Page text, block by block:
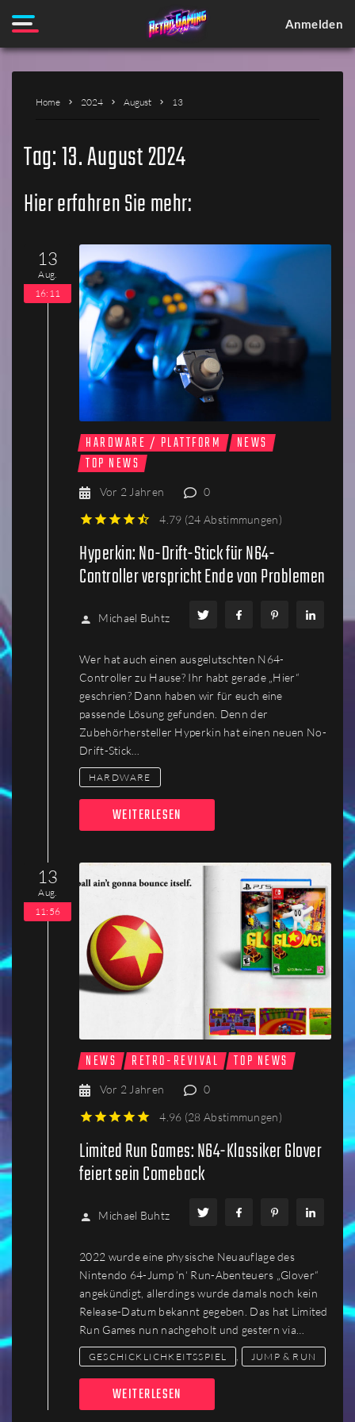
Anmelden
Home 2024 August 13
Tag:13. August 2024
Hier erfahren Sie mehr:
13
Aug.
16:11
HARDWARE / PLATTFORM
NEWS
TOP NEWS
Vor 2 Jahren 0
4.79 (24 Abstimmungen)
Hyperkin: No-Drift-Stick für N64-
Controller verspricht Ende von Problemen
Michael Buhtz
Wer hat auch einen ausgelutschten N64-
Controller zu Hause? Ihr habt gerade „Hier“
geschrien? Dann haben wir für euch eine
passende Lösung gefunden. Denn der
Zubehörhersteller Hyperkin hat einen neuen No-
Drift-Stick…
HARDWARE
WEITERLESEN
13
Aug.
11:56
NEWS RETRO-REVIVAL TOP NEWS
Vor 2 Jahren 0
4.96 (28 Abstimmungen)
Limited Run Games: N64-Klassiker Glover
feiert sein Comeback
Michael Buhtz
2022 wurde eine physische Neuauflage des
Nintendo 64-Jump ’n‘ Run-Abenteuers „Glover“
angekündigt, allerdings wurde damals noch kein
Release-Datum bekannt gegeben. Das hat Limited
Run Games nun nachgeholt und gestern via…
GESCHICKLICHKEITSSPIEL JUMP & RUN
WEITERLESEN